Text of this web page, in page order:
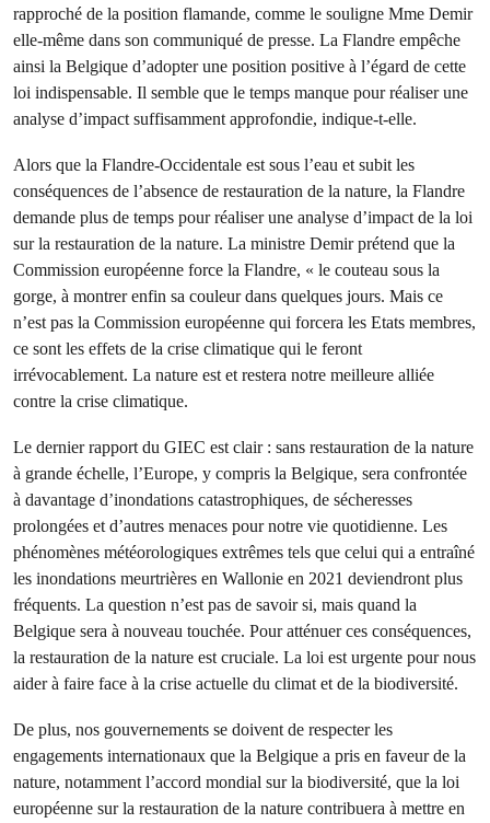
rapproché de la position flamande, comme le souligne Mme Demir
elle-même dans son communiqué de presse. La Flandre empêche
ainsi la Belgique d’adopter une position positive à l’égard de cette
loi indispensable. Il semble que le temps manque pour réaliser une
analyse d’impact suffisamment approfondie, indique-t-elle.
Alors que la Flandre-Occidentale est sous l’eau et subit les
conséquences de l’absence de restauration de la nature, la Flandre
demande plus de temps pour réaliser une analyse d’impact de la loi
sur la restauration de la nature. La ministre Demir prétend que la
Commission européenne force la Flandre, « le couteau sous la
gorge, à montrer enfin sa couleur dans quelques jours. Mais ce
n’est pas la Commission européenne qui forcera les Etats membres,
ce sont les effets de la crise climatique qui le feront
irrévocablement. La nature est et restera notre meilleure alliée
contre la crise climatique.
Le dernier rapport du GIEC est clair : sans restauration de la nature
à grande échelle, l’Europe, y compris la Belgique, sera confrontée
à davantage d’inondations catastrophiques, de sécheresses
prolongées et d’autres menaces pour notre vie quotidienne. Les
phénomènes météorologiques extrêmes tels que celui qui a entraîné
les inondations meurtrières en Wallonie en 2021 deviendront plus
fréquents. La question n’est pas de savoir si, mais quand la
Belgique sera à nouveau touchée. Pour atténuer ces conséquences,
la restauration de la nature est cruciale. La loi est urgente pour nous
aider à faire face à la crise actuelle du climat et de la biodiversité.
De plus, nos gouvernements se doivent de respecter les
engagements internationaux que la Belgique a pris en faveur de la
nature, notamment l’accord mondial sur la biodiversité, que la loi
européenne sur la restauration de la nature contribuera à mettre en